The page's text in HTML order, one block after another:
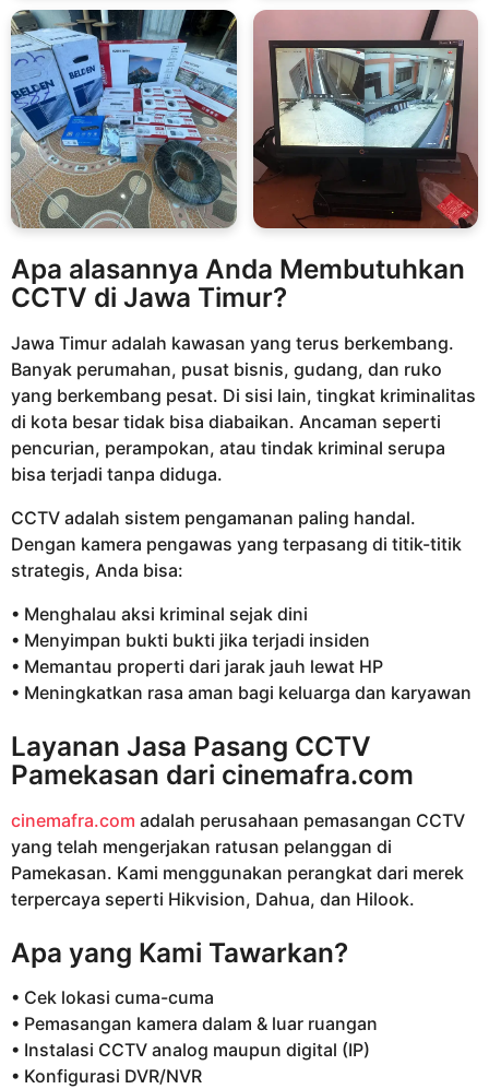
Apa alasannya Anda Membutuhkan
CCTV di Jawa Timur?
Jawa Timur adalah kawasan yang terus berkembang.
Banyak perumahan, pusat bisnis, gudang, dan ruko
yang berkembang pesat. Di sisi lain, tingkat kriminalitas
di kota besar tidak bisa diabaikan. Ancaman seperti
pencurian, perampokan, atau tindak kriminal serupa
bisa terjadi tanpa diduga.
CCTV adalah sistem pengamanan paling handal.
Dengan kamera pengawas yang terpasang di titik-titik
strategis, Anda bisa:
• Menghalau aksi kriminal sejak dini
• Menyimpan bukti bukti jika terjadi insiden
• Memantau properti dari jarak jauh lewat HP
• Meningkatkan rasa aman bagi keluarga dan karyawan
Layanan Jasa Pasang CCTV
Pamekasan dari cinemafra.com
cinemafra.com adalah perusahaan pemasangan CCTV
yang telah mengerjakan ratusan pelanggan di
Pamekasan. Kami menggunakan perangkat dari merek
terpercaya seperti Hikvision, Dahua, dan Hilook.
Apa yang Kami Tawarkan?
• Cek lokasi cuma-cuma
• Pemasangan kamera dalam & luar ruangan
• Instalasi CCTV analog maupun digital (IP)
• Konfigurasi DVR/NVR